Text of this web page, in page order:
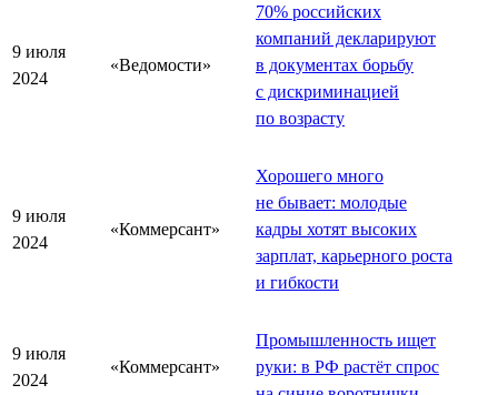
9 июля
2024
«Ведомости»
70% российских
компаний декларируют
в документах борьбу
с дискриминацией
по возрасту
9 июля
2024
«Коммерсант»
Хорошего много
не бывает: молодые
кадры хотят высоких
зарплат, карьерного роста
и гибкости
9 июля
2024
«Коммерсант»
Промышленность ищет
руки: в РФ растёт спрос